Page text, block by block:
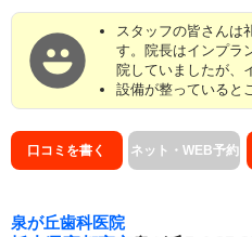
スタッフの皆さんは
す。院長はインプラ
院していましたが、
設備が整っていると
口コミを書く ネット・WEB予約
泉が丘歯科医院